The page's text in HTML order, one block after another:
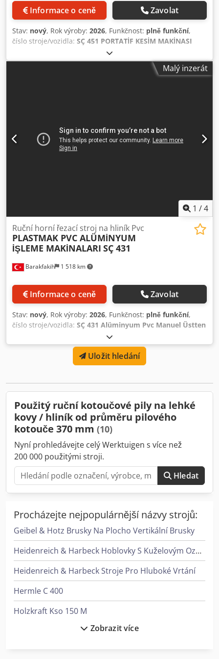
Informace o ceně Zavolat
Stav: nový, Rok výroby: 2026, Funkčnost: plně funkční,
číslo stroje/vozidla: SÇ 451 PORTATİF KESİM MAKİNASI
, • Používá se pro řezání hliníkových a PVC profilů
• Pilový kotouč s diamantovým hrotem • Dvojitý pružinový
systém a bezpečnostní kryt pily při řezání Codpsrcm Absfx
Malý inzerát
1 /4
Barakfakih 1 518 km
Ruční horní řezací stroj na hliník Pvc
PLASTMAK PVC ALÜMİNYUM
İŞLEME MAKİNALARI SÇ 431
Informace o ceně Zavolat
Stav: nový, Rok výroby: 2026, Funkčnost: plně funkční,
číslo stroje/vozidla: SÇ 431 Alüminyum Pvc Manuel Üstten
, • Vyhovuje normám CE. • Stroj může řezat
v úhlech +45, -45 a mezilehlých úhlech. •
Rychlonastavitelné dorazy pro úhly 90, 75, 60, 45 stupňů. •
Páka pro fixaci stolu pro mezilehlé úhly. Csdpfxjramzue
snadné použití. • Průměr diamantového kotouče je Ø400
vpravo i vlevo). • Chladicí zařízení pro řezání hliníkových
profilů. • Možnost práce s digitálním měřidlem. VOLITELNÉ:
• Válečkový dopravníkový systém (3 metry vpravo i vlevo).
Uložit hledání
Použitý ruční kotoučové pily na lehké
kovy / hliník od průměru pilového
kotouče 370 mm (10)
Nyní prohledávejte celý Werktuigen s více než
200 000 použitými stroji.
Hledat
Procházejte nejpopulárnější názvy strojů:
Geibel & Hotz Brusky Na Plocho Vertikální Brusky
Heidenreich & Harbeck Hoblovky S Kuželovým Ozubením
Heidenreich & Harbeck Stroje Pro Hluboké Vrtání
Hermle C 400
Holzkraft Kso 150 M
Holzkraft Minimax T 45CZobrazit více